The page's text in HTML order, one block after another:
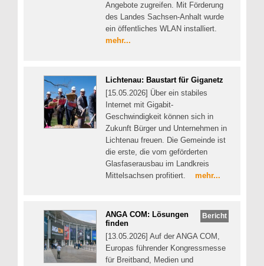
Angebote zugreifen. Mit Förderung
des Landes Sachsen-Anhalt wurde
ein öffentliches WLAN installiert.
mehr...
Lichtenau: Baustart für Giganetz
[15.05.2026] Über ein stabiles
Internet mit Gigabit-
Geschwindigkeit können sich in
Zukunft Bürger und Unternehmen in
Lichtenau freuen. Die Gemeinde ist
die erste, die vom geförderten
Glasfaserausbau im Landkreis
Mittelsachsen profitiert. mehr...
Bericht
ANGA COM: Lösungen
finden
[13.05.2026] Auf der ANGA COM,
Europas führender Kongressmesse
für Breitband, Medien und